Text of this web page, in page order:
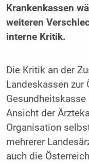
Krankenkassen
weiteren
interne Kritik.
Die Kritik an der
Landeskassen zur
Ansicht der
Organisation
mehrerer
auch die